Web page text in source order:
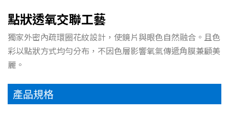
點狀透氧交聯工藝
獨家外密內疏環圈花紋設計，使鏡片與眼色自然融合。且色
彩以點狀方式均勻分布，不因色層影響氧氣傳遞角膜兼顧美
麗。
產品規格